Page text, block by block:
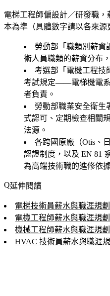
電梯工程師偏設計／研發職
本為準（具體數字請以各來源
勞動部「職類別薪資
術人員職類的薪資分布
考選部「 電機工程技
考試規定——電梯機電
者負責。
勞動部職業安全衛生
式認可、定期檢查相關
法源。
各跨國原廠（Otis、
認證制度，以及 EN 81
為高端技術職的進修依
延伸閱讀
電梯技術員薪水與職涯規劃
電機工程師薪水與職涯規劃
機械工程師薪水與職涯規劃
HVAC 技術員薪水與職涯